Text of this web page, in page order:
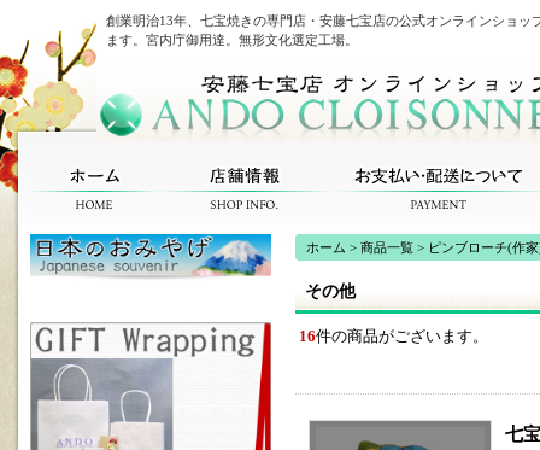
創業明治13年、七宝焼きの専門店・安藤七宝店の公式オンラインショ
ます。宮内庁御用達。無形文化選定工場。
ホーム > 商品一覧 > ピンブローチ(作
その他
16件の商品がございます。
七